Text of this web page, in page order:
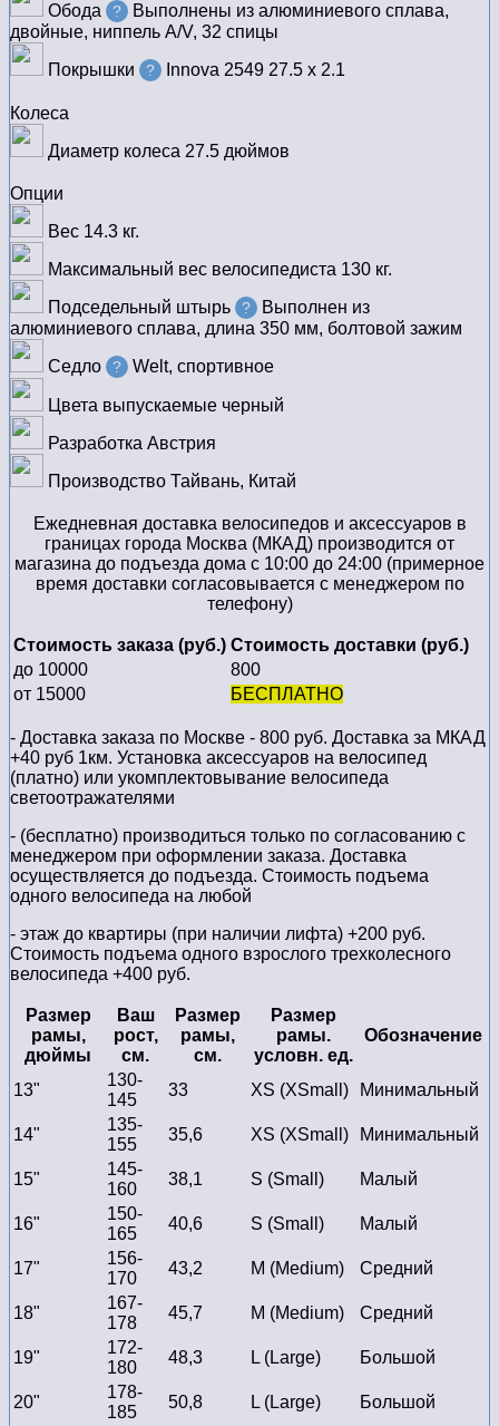
Обода
?
Выполнены из алюминиевого сплава,
двойные, ниппель A/V, 32 спицы
Покрышки
? Innova 2549 27.5 х 2.1
Колеса
Диаметр колеса 27.5 дюймов
Опции
Вес 14.3 кг.
Максимальный вес велосипедиста 130 кг.
Подседельный штырь
?
Выполнен из
алюминиевого сплава, длина 350 мм, болтовой зажим
Седло
? Welt, спортивное
Цвета выпускаемые черный
Разработка Австрия
Производство Тайвань, Китай
Ежедневная доставка велосипедов и аксессуаров в
границах города Москва (МКАД) производится от
магазина до подъезда дома с 10:00 до 24:00 (примерное
время доставки согласовывается с менеджером по
телефону)
Стоимость заказа (руб.) Стоимость доставки (руб.)
до 10000
800
от 15000
БЕСПЛАТНО
- Доставка заказа по Москве - 800 руб. Доставка за МКАД
+40 руб 1км. Установка аксессуаров на велосипед
(платно) или укомплектовывание велосипеда
светоотражателями
- (бесплатно) производиться только по cогласованию с
менеджером при оформлении заказа. Доставка
осуществляется до подъезда. Стоимость подъема
одного велосипеда на любой
- этаж до квартиры (при наличии лифта) +200 руб.
Стоимость подъема одного взрослого трехколесного
велосипеда +400 руб.
Размер
рамы,
дюймы
Ваш
рост,
см.
Размер
рамы,
см.
Размер
рамы.
условн. ед.
Обозначение
13"
130-
145
33 XS (XSmall) Минимальный
14"
135-
155
35,6 XS (XSmall) Минимальный
15"
145-
160
38,1 S (Small) Малый
16"
150-
165
40,6 S (Small) Малый
17"
156-
170
43,2 M (Medium) Средний
18"
167-
178
45,7 M (Medium) Средний
19"
172-
180
48,3 L (Large) Большой
20"
178-
185
50,8 L (Large) Большой